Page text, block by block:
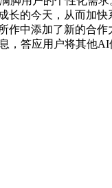
长的今天，从而加
作中添加了新的合
答应用户将其他AI